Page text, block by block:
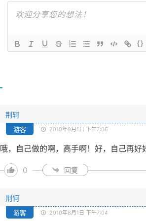
{}
荆轲
游客 2010年8月1日 下午7:06
哦，自己做的啊，高手啊！好，自己再好
0 回复
荆轲
游客 2010年8月1日 下午7:04